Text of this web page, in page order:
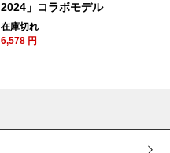
2024」コラボモデル
在庫切れ
6,578 円